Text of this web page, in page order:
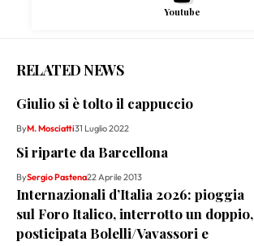
Youtube
RELATED NEWS
Giulio si è tolto il cappuccio
ByM. Mosciatti31 Luglio 2022
Si riparte da Barcellona
BySergio Pastena22 Aprile 2013
Internazionali d’Italia 2026: pioggia
sul Foro Italico, interrotto un doppio,
posticipata Bolelli/Vavassori e